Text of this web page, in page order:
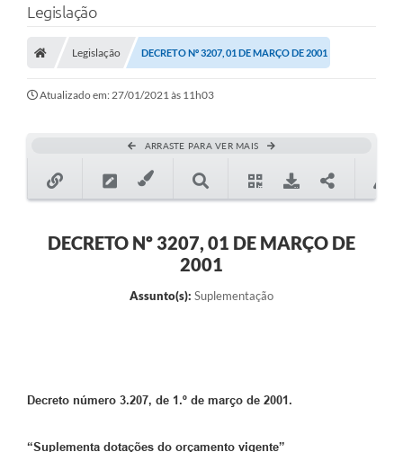
Legislação
Legislação DECRETO Nº 3207, 01 DE MARÇO DE 2001
Atualizado em: 27/01/2021 às 11h03
ARRASTE PARA VER MAIS
DECRETO Nº 3207, 01 DE MARÇO DE
2001
Assunto(s): Suplementação
Decreto número 3.207, de 1.º de março de 2001.
“Suplementa dotações do orçamento vigente”